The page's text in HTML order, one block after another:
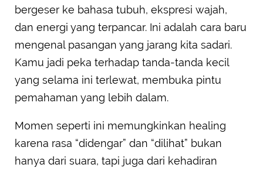
bergeser ke bahasa tubuh, ekspresi wajah,
dan energi yang terpancar. Ini adalah cara baru
mengenal pasangan yang jarang kita sadari.
Kamu jadi peka terhadap tanda-tanda kecil
yang selama ini terlewat, membuka pintu
pemahaman yang lebih dalam.
Momen seperti ini memungkinkan healing
karena rasa “didengar” dan “dilihat” bukan
hanya dari suara, tapi juga dari kehadiran